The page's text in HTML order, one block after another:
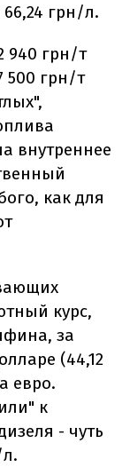
грн/л.
940 грн/т
500 грн/т
внутреннее
как для
курс,
, за
(44,12
евро.
к
- чуть